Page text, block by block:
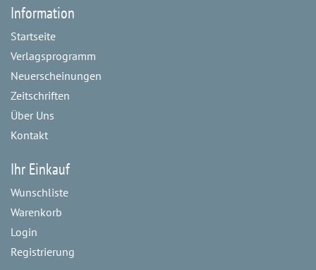
Information
Startseite
Verlagsprogramm
Neuerscheinungen
Zeitschriften
Über Uns
Kontakt
Ihr Einkauf
Wunschliste
Warenkorb
Login
Registrierung